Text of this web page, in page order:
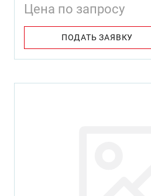
Цена по запросу
ПОДАТЬ ЗАЯВКУ